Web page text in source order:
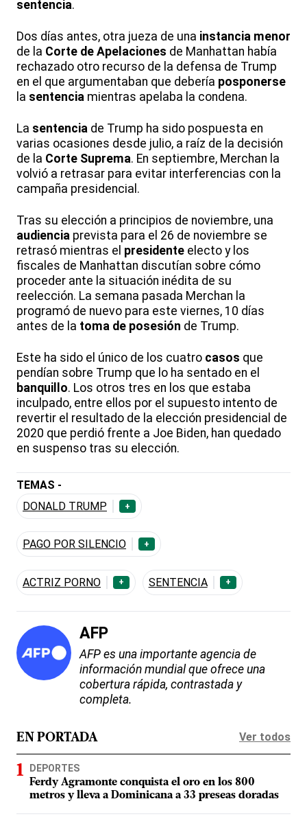
sentencia.
Dos días antes, otra jueza de una instancia menor
de la Corte de Apelaciones de Manhattan había
rechazado otro recurso de la defensa de Trump
en el que argumentaban que debería posponerse
la sentencia mientras apelaba la condena.
La sentencia de Trump ha sido pospuesta en
varias ocasiones desde julio, a raíz de la decisión
de la Corte Suprema. En septiembre, Merchan la
volvió a retrasar para evitar interferencias con la
campaña presidencial.
Tras su elección a principios de noviembre, una
audiencia prevista para el 26 de noviembre se
retrasó mientras el presidente electo y los
fiscales de Manhattan discutían sobre cómo
proceder ante la situación inédita de su
reelección. La semana pasada Merchan la
programó de nuevo para este viernes, 10 días
antes de la toma de posesión de Trump.
Este ha sido el único de los cuatro casos que
pendían sobre Trump que lo ha sentado en el
banquillo. Los otros tres en los que estaba
inculpado, entre ellos por el supuesto intento de
revertir el resultado de la elección presidencial de
2020 que perdió frente a Joe Biden, han quedado
en suspenso tras su elección.
TEMAS -
DONALD TRUMP
+
PAGO POR SILENCIO +
ACTRIZ PORNO + SENTENCIA +
AFP
AFP es una importante agencia de
información mundial que ofrece una
cobertura rápida, contrastada y
completa.
EN PORTADA Ver todos
DEPORTES
Ferdy Agramonte conquista el oro en los 800
metros y lleva a Dominicana a 33 preseas doradas